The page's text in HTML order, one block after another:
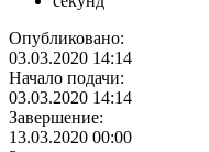
Опубликовано:
03.03.2020 14:14
Начало подачи:
03.03.2020 14:14
Завершение:
13.03.2020 00:00